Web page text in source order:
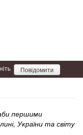
Повідомити
першими
України та світу